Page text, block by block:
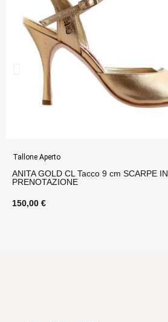
Tallone Aperto
ANITA GOLD CL Tacco 9 cm SCARPE IN
PRENOTAZIONE
150,00 €